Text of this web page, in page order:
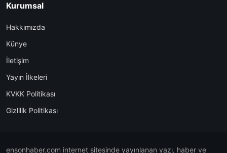
Kurumsal
Hakkımızda
Künye
İletişim
Yayın İlkeleri
KVKK Politikası
Gizlilik Politikası
ensonhaber.com internet sitesinde yayınlanan yazı, haber ve